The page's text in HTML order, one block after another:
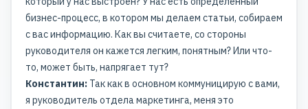
бизнес-процесс, в котором мы делаем статьи, собираем
с вас информацию. Как вы считаете, со стороны
руководителя он кажется легким, понятным? Или что-
то, может быть, напрягает тут?
Константин: Так как в основном коммуницирую с вами,
я руководитель отдела маркетинга, меня это